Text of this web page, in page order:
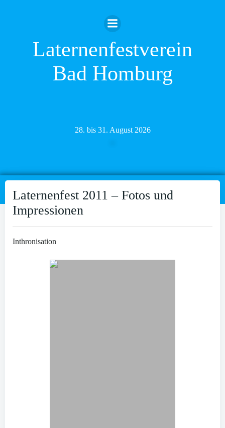
Inhalt
springen
Laternenfestverein
Bad Homburg
28. bis 31. August 2026
Laternenfest 2011 – Fotos und
Impressionen
Inthronisation